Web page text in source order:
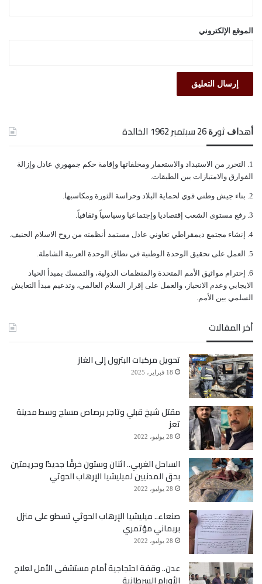
الموقع الإلكتروني
ﺃﻫﺪﺍﻑ ﺛﻮﺭﺓ 26 ﺳﺒﺘﻤﺒﺮ 1962 الخالدة
ﺍﻟﺘﺤﺮﺭ ﻣﻦ ﺍﻻﺳﺘﺒﺪﺍﺩ ﻭﺍﻻﺳﺘﻌﻤﺎﺭ ﻭﻣﺨﻠﻔﺎﺗﻬﺎ ﻭﺇﻗﺎﻣﺔ ﺣﻜﻢ ﺟﻤﻬﻮﺭﻱ ﻋﺎﺩﻝ ﻭﺇﺯﺍﻟﺔ
ﺍﻟﻔﻮﺍﺭﻕ ﻭﺍﻻﻣﺘﻴﺎﺯﺍﺕ ﺑﻴﻦ ﺍﻟﻄﺒﻘﺎﺕ.
ﺑﻨﺎﺀ ﺟﻴﺶ ﻭﻃﻨﻲ ﻗﻮﻱ ﻟﺤﻤﺎﻳﺔ ﺍﻟﺒﻼﺩ ﻭﺣﺮﺍﺳﺔ ﺍﻟﺜﻮﺭﺓ ﻭﻣﻜﺎﺳﺒﻬﺎ.
ﺭﻓﻊ ﻣﺴﺘﻮﻯ ﺍﻟﺸﻌﺐ ﺇﻗﺘﺼﺎﺩﻳﺎ ﻭﺇﺟﺘﻤﺎﻋﻴﺎ ﻭﺳﻴﺎﺳﻴﺎً ﻭﺛﻘﺎﻓﻴﺎً.
ﺇﻧﺸﺎﺀ ﻣﺠﺘﻤﻊ ﺩﻳﻤﻘﺮﺍﻃﻲ ﺗﻌﺎﻭﻧﻲ ﻋﺎﺩﻝ ﻣﺴﺘﻤﺪ ﺃﻧﻈﻤﺘﻪ ﻣﻦ ﺭﻭﺡ ﺍﻻﺳﻼﻡ ﺍﻟﺤﻨﻴﻒ.
ﺍﻟﻌﻤﻞ ﻋﻠﻰ ﺗﺤﻘﻴﻖ ﺍﻟﻮﺣﺪﺓ ﺍﻟﻮﻃﻨﻴﺔ ﻓﻲ ﻧﻄﺎﻕ ﺍﻟﻮﺣﺪﺓ ﺍﻟﻌﺮﺑﻴﺔ ﺍﻟﺸﺎﻣﻠﺔ.
ﺇﺣﺘﺮﺍﻡ ﻣﻮﺍﺛﻴﻖ الأﻣﻢ ﺍﻟﻤﺘﺤﺪﺓ ﻭﺍﻟﻤﻨﻈﻤﺎﺕ ﺍﻟﺪﻭﻟﻴﺔ، ﻭﺍﻟﺘﻤﺴﻚ ﺑﻤﺒﺪﺃ ﺍﻟﺤﻴﺎﺩ
ﺍﻻﻳﺠﺎﺑﻲ ﻭﻋﺪﻡ ﺍﻻﻧﺤﻴﺎﺯ، ﻭﺍﻟﻌﻤﻞ ﻋﻠﻰ ﺇﻗﺮﺍﺭ ﺍﻟﺴﻼﻡ ﺍﻟﻌﺎﻟﻤﻲ، ﻭﺗﺪﻋﻴﻢ ﻣﺒﺪﺃ ﺍﻟﺘﻌﺎﻳﺶ
ﺍﻟﺴﻠﻤﻲ ﺑﻴﻦ ﺍﻷﻣﻢ.
أخر المقالات
تحويل مركبات البترول إلى الغاز
18 فبراير، 2025
مقتل شيخ قبلي وتاجر برصاص مسلح وسط مدينة
تعز
28 يوليو، 2022
الساحل الغربي.. اثنان وستون خرقًا جديدًا وجريمتين
بحق المدنيين لميليشيا الإرهاب الحوثي
28 يوليو، 2022
صنعاء.. ميليشيا الإرهاب الحوثي تسطو على منزل
بربماني مؤتمري
28 يوليو، 2022
عدن.. وقفة احتجاجية أمام مستشفى الأمل لعلاج
الأورام السرطانية